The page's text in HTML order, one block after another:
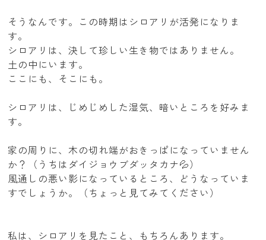
そうなんです。この時期はシロアリが活発になりま
す。
シロアリは、決して珍しい生き物ではありません。
土の中にいます。
ここにも、そこにも。
シロアリは、じめじめした湿気、暗いところを好みま
す。
家の周りに、木の切れ端がおきっぱになっていません
か？（うちはダイジョウブダッタカナ💦）
風通しの悪い影になっているところ、どうなっていま
すでしょうか。（ちょっと見てみてください）
私は、シロアリを見たこと、もちろんあります。